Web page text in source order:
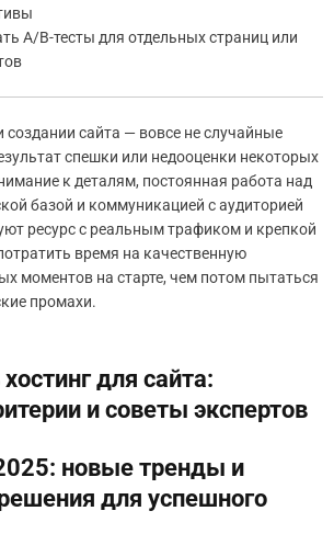
A/B-тесты для отдельных страниц или
сайта — вовсе не случайные
спешки или недооценки некоторых
к деталям, постоянная работа над
базой и коммуникацией с аудиторией
ресурс с реальным трафиком и крепкой
время на качественную
моментов на старте, чем потом пытаться
промахи.
для сайта:
и советы экспертов
новые тренды и
для успешного